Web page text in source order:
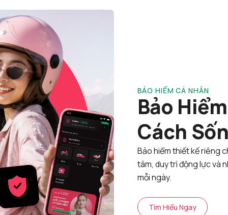
BẢO HIỂM CÁ NHÂN
Bảo
Cách
Bảo hiểm thiết kế riêng
tâm, duy trì động lực và
mỗi ngày.
Tìm Hiểu Ngay